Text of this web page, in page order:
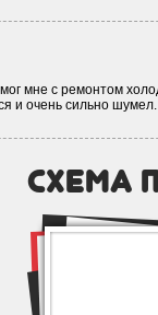
мне с ремонтом
и очень сильно
схема